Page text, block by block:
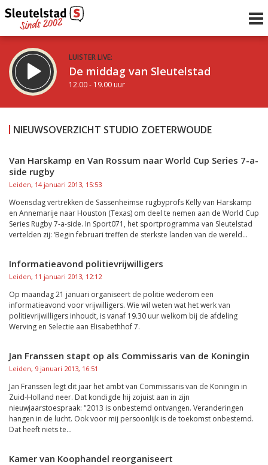
LUISTER LIVE:
De middag van Sleutelstad
12.00 - 19.00 uur
De avond van Sleutelstad
Inklappen
NIEUWSOVERZICHT STUDIO ZOETERWOUDE
Van Harskamp en Van Rossum naar World Cup Series 7-a-
side rugby
Leiden, 14 januari 2013, 15:53
Woensdag vertrekken de Sassenheimse rugbyprofs Kelly van Harskamp
en Annemarije naar Houston (Texas) om deel te nemen aan de World Cup
Series Rugby 7-a-side. In Sport071, het sportprogramma van Sleutelstad
vertelden zij: ‘Begin februari treffen de sterkste landen van de wereld...
Informatieavond politievrijwilligers
Leiden, 11 januari 2013, 12:12
Op maandag 21 januari organiseert de politie wederom een
informatieavond voor vrijwilligers. Wie wil weten wat het werk van
politievrijwilligers inhoudt, is vanaf 19.30 uur welkom bij de afdeling
Werving en Selectie aan Elisabethhof 7.
Jan Franssen stapt op als Commissaris van de Koningin
Leiden, 9 januari 2013, 16:51
Jan Franssen legt dit jaar het ambt van Commissaris van de Koningin in
Zuid-Holland neer. Dat kondigde hij zojuist aan in zijn
nieuwjaarstoespraak: "2013 is onbestemd ontvangen. Veranderingen
hangen in de lucht. Ook voor mij persoonlijk is de toekomst onbestemd.
Dat heeft niets te...
Kamer van Koophandel reorganiseert